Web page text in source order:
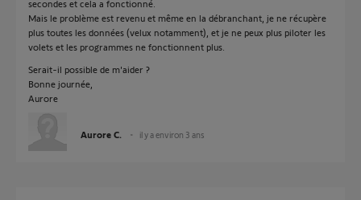
secondes et cela a fonctionné.
Mais le problème est revenu et même en la débranchant, je ne récupère
plus toutes les données (velux notamment), et je ne peux plus piloter les
volets et les programmes ne fonctionnent plus.
Serait-il possible de m'aider ?
Bonne journée,
Aurore
Aurore C. il y a environ 3 ans